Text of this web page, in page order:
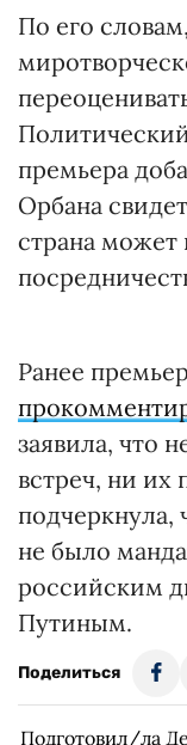
По его
премьера
Орбана
страна может
Ранее
заявила, что
встреч, ни их
подчеркнула,
не было
российским
Путиным.
Поделиться
Подготовил/ла